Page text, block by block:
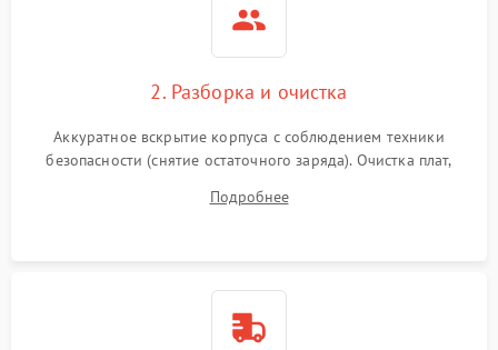
2. Разборка и очистка
Аккуратное вскрытие корпуса с соблюдением техники
безопасности (снятие остаточного заряда). Очистка плат,
и кистей для предотвращения перегрева и замыканий.
Подробнее